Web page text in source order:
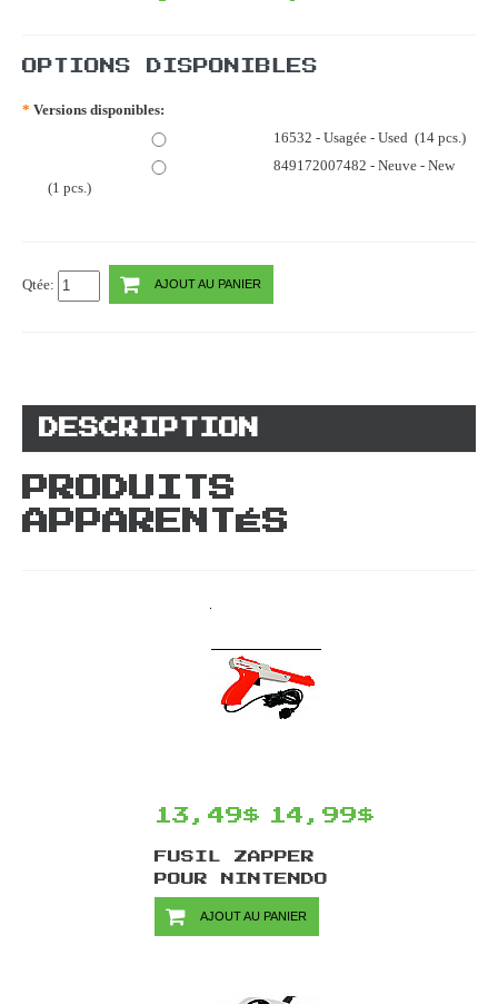
OPTIONS DISPONIBLES
* Versions disponibles:
16532 - Usagée - Used (14 pcs.)
849172007482 - Neuve - New
(1 pcs.)
Qtée: AJOUT AU PANIER
DESCRIPTION
PRODUITS
APPARENTÉS
13,49$ 14,99$
FUSIL ZAPPER
POUR NINTENDO
AJOUT AU PANIER